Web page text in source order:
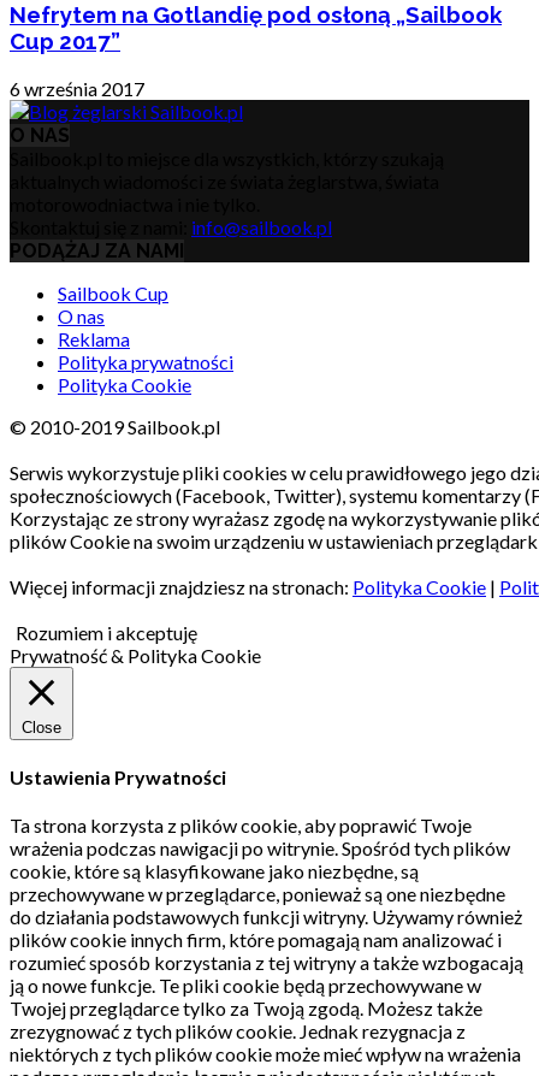
Nefrytem na Gotlandię pod osłoną „Sailbook
Cup 2017”
6 września 2017
O NAS
info@sailbook.pl
PODĄŻAJ ZA NAMI
Sailbook Cup
O nas
Reklama
Polityka prywatności
Polityka Cookie
© 2010-2019 Sailbook.pl
Serwis wykorzystuje pliki cookies w celu prawidłowego jego
społecznościowych (Facebook, Twitter), systemu komentarzy
Korzystając ze strony wyrażasz zgodę na wykorzystywanie
plików Cookie na swoim urządzeniu w ustawieniach
Więcej informacji znajdziesz na stronach: Polityka Cookie |
Rozumiem i akceptuję
Prywatność & Polityka Cookie
Close
Ustawienia Prywatności
Ta strona korzysta z plików cookie, aby poprawić Twoje
wrażenia podczas nawigacji po witrynie.Spośród tych plików
cookie, które są klasyfikowane jako niezbędne, są
przechowywane w przeglądarce, ponieważ są one niezbędne
do działania podstawowych funkcji witryny. Używamy również
plików cookie innych firm, które pomagają nam analizować i
rozumieć sposób korzystania z tej witryny a także wzbogacają
ją o nowe funkcje. Te pliki cookie będą przechowywane w
Twojej przeglądarce tylko za Twoją zgodą. Możesz także
zrezygnować z tych plików cookie. Jednak rezygnacja z
niektórych z tych plików cookie może mieć wpływ na wrażenia